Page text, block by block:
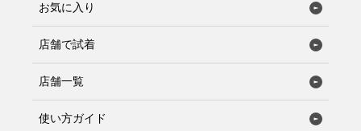
お気に入り
店舗で試着
店舗一覧
使い方ガイド